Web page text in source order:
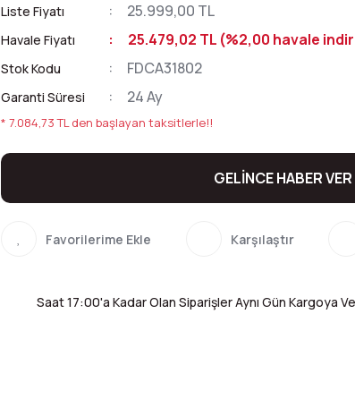
Liste Fiyatı 25.999,00 TL
Havale Fiyatı 25.479,02 TL (%2,00 havale
Stok Kodu FDCA31802
Garanti Süresi 24 Ay
* 7.084,73 TL den başlayan taksitlerle!!
GELİNCE HABER VER
Karşılaştır
Saat 17:00'a Kadar Olan Siparişler Aynı Gün Kargoya